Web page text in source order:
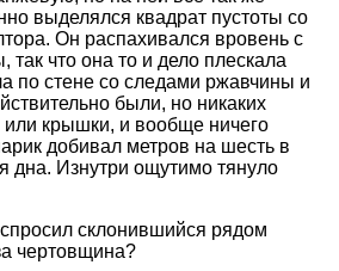
выделялся квадрат пустоты со
Он распахивался вровень с
так что она то и дело плескала
по стене со следами ржавчины и
были, но никаких
или крышки, и вообще ничего
добивал метров на шесть в
дна. Изнутри ощутимо тянуло
склонившийся рядом
чертовщина?